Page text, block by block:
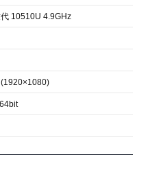
10510U 4.9GHz